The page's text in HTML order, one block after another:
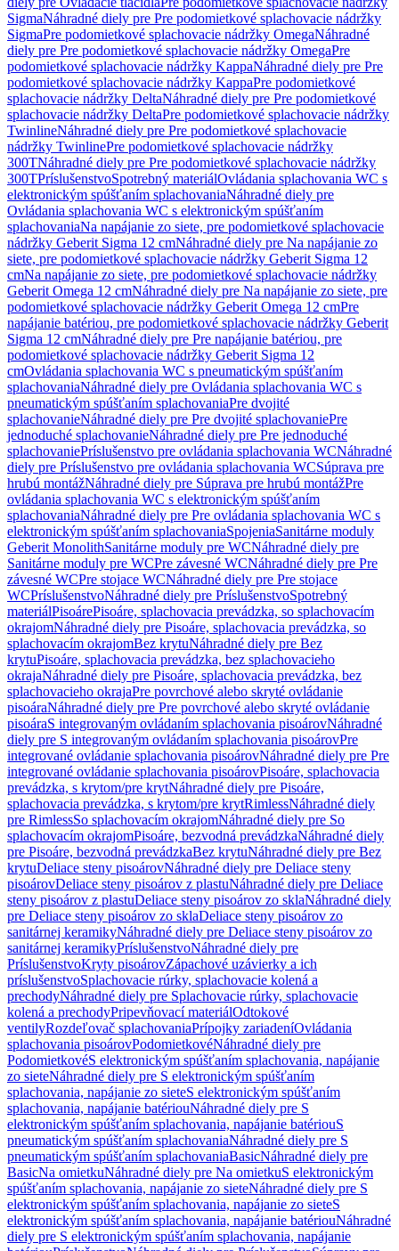
SigmaNáhradné diely pre Pre podomietkové splachovacie nádržky
SigmaPre podomietkové splachovacie nádržky OmegaNáhradné
diely pre Pre podomietkové splachovacie nádržky OmegaPre
podomietkové splachovacie nádržky KappaNáhradné diely pre Pre
podomietkové splachovacie nádržky KappaPre podomietkové
splachovacie nádržky DeltaNáhradné diely pre Pre podomietkové
splachovacie nádržky DeltaPre podomietkové splachovacie nádržky
TwinlineNáhradné diely pre Pre podomietkové splachovacie
nádržky TwinlinePre podomietkové splachovacie nádržky
300TNáhradné diely pre Pre podomietkové splachovacie nádržky
300TPríslušenstvoSpotrebný materiálOvládania splachovania WC s
elektronickým spúšťaním splachovaniaNáhradné diely pre
Ovládania splachovania WC s elektronickým spúšťaním
splachovaniaNa napájanie zo siete, pre podomietkové splachovacie
nádržky Geberit Sigma 12 cmNáhradné diely pre Na napájanie zo
siete, pre podomietkové splachovacie nádržky Geberit Sigma 12
cmNa napájanie zo siete, pre podomietkové splachovacie nádržky
Geberit Omega 12 cmNáhradné diely pre Na napájanie zo siete, pre
podomietkové splachovacie nádržky Geberit Omega 12 cmPre
napájanie batériou, pre podomietkové splachovacie nádržky Geberit
Sigma 12 cmNáhradné diely pre Pre napájanie batériou, pre
podomietkové splachovacie nádržky Geberit Sigma 12
cmOvládania splachovania WC s pneumatickým spúšťaním
splachovaniaNáhradné diely pre Ovládania splachovania WC s
pneumatickým spúšťaním splachovaniaPre dvojité
splachovanieNáhradné diely pre Pre dvojité splachovaniePre
jednoduché splachovanieNáhradné diely pre Pre jednoduché
splachovaniePríslušenstvo pre ovládania splachovania WCNáhradné
diely pre Príslušenstvo pre ovládania splachovania WCSúprava pre
hrubú montážNáhradné diely pre Súprava pre hrubú montážPre
ovládania splachovania WC s elektronickým spúšťaním
splachovaniaNáhradné diely pre Pre ovládania splachovania WC s
elektronickým spúšťaním splachovaniaSpojeniaSanitárne moduly
Geberit MonolithSanitárne moduly pre WCNáhradné diely pre
Sanitárne moduly pre WCPre závesné WCNáhradné diely pre Pre
závesné WCPre stojace WCNáhradné diely pre Pre stojace
WCPríslušenstvoNáhradné diely pre PríslušenstvoSpotrebný
materiálPisoárePisoáre, splachovacia prevádzka, so splachovacím
okrajomNáhradné diely pre Pisoáre, splachovacia prevádzka, so
splachovacím okrajomBez krytuNáhradné diely pre Bez
krytuPisoáre, splachovacia prevádzka, bez splachovacieho
okrajaNáhradné diely pre Pisoáre, splachovacia prevádzka, bez
splachovacieho okrajaPre povrchové alebo skryté ovládanie
pisoáraNáhradné diely pre Pre povrchové alebo skryté ovládanie
pisoáraS integrovaným ovládaním splachovania pisoárovNáhradné
diely pre S integrovaným ovládaním splachovania pisoárovPre
integrované ovládanie splachovania pisoárovNáhradné diely pre Pre
integrované ovládanie splachovania pisoárovPisoáre, splachovacia
prevádzka, s krytom/pre krytNáhradné diely pre Pisoáre,
splachovacia prevádzka, s krytom/pre krytRimlessNáhradné diely
pre RimlessSo splachovacím okrajomNáhradné diely pre So
splachovacím okrajomPisoáre, bezvodná prevádzkaNáhradné diely
pre Pisoáre, bezvodná prevádzkaBez krytuNáhradné diely pre Bez
krytuDeliace steny pisoárovNáhradné diely pre Deliace steny
pisoárovDeliace steny pisoárov z plastuNáhradné diely pre Deliace
steny pisoárov z plastuDeliace steny pisoárov zo sklaNáhradné diely
pre Deliace steny pisoárov zo sklaDeliace steny pisoárov zo
sanitárnej keramikyNáhradné diely pre Deliace steny pisoárov zo
sanitárnej keramikyPríslušenstvoNáhradné diely pre
PríslušenstvoKryty pisoárovZápachové uzávierky a ich
príslušenstvoSplachovacie rúrky, splachovacie kolená a
prechodyNáhradné diely pre Splachovacie rúrky, splachovacie
kolená a prechodyPripevňovací materiálOdtokové
ventilyRozdeľovač splachovaniaPrípojky zariadeníOvládania
splachovania pisoárovPodomietkovéNáhradné diely pre
PodomietkovéS elektronickým spúšťaním splachovania, napájanie
zo sieteNáhradné diely pre S elektronickým spúšťaním
splachovania, napájanie zo sieteS elektronickým spúšťaním
splachovania, napájanie batériouNáhradné diely pre S
elektronickým spúšťaním splachovania, napájanie batériouS
pneumatickým spúšťaním splachovaniaNáhradné diely pre S
pneumatickým spúšťaním splachovaniaBasicNáhradné diely pre
BasicNa omietkuNáhradné diely pre Na omietkuS elektronickým
spúšťaním splachovania, napájanie zo sieteNáhradné diely pre S
elektronickým spúšťaním splachovania, napájanie zo sieteS
elektronickým spúšťaním splachovania, napájanie batériouNáhradné
diely pre S elektronickým spúšťaním splachovania, napájanie